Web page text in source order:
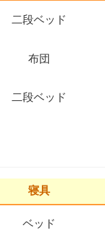
二段ベッド
布団
二段ベッド
寝具
ベッド